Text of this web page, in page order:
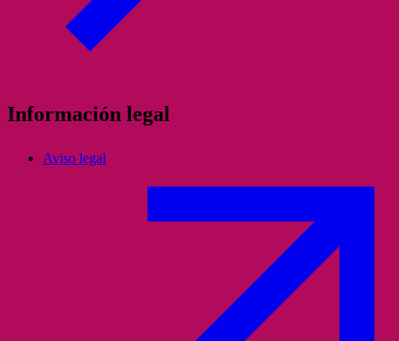
Información legal
Aviso legal